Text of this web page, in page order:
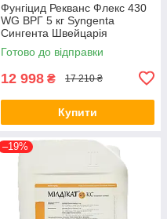
Фунгіцид Рекванс Флекс 430
WG ВРГ 5 кг Syngenta
Сингента Швейцарія
Готово до відправки
12 998 ₴ 17 210 ₴
Купити
–19%